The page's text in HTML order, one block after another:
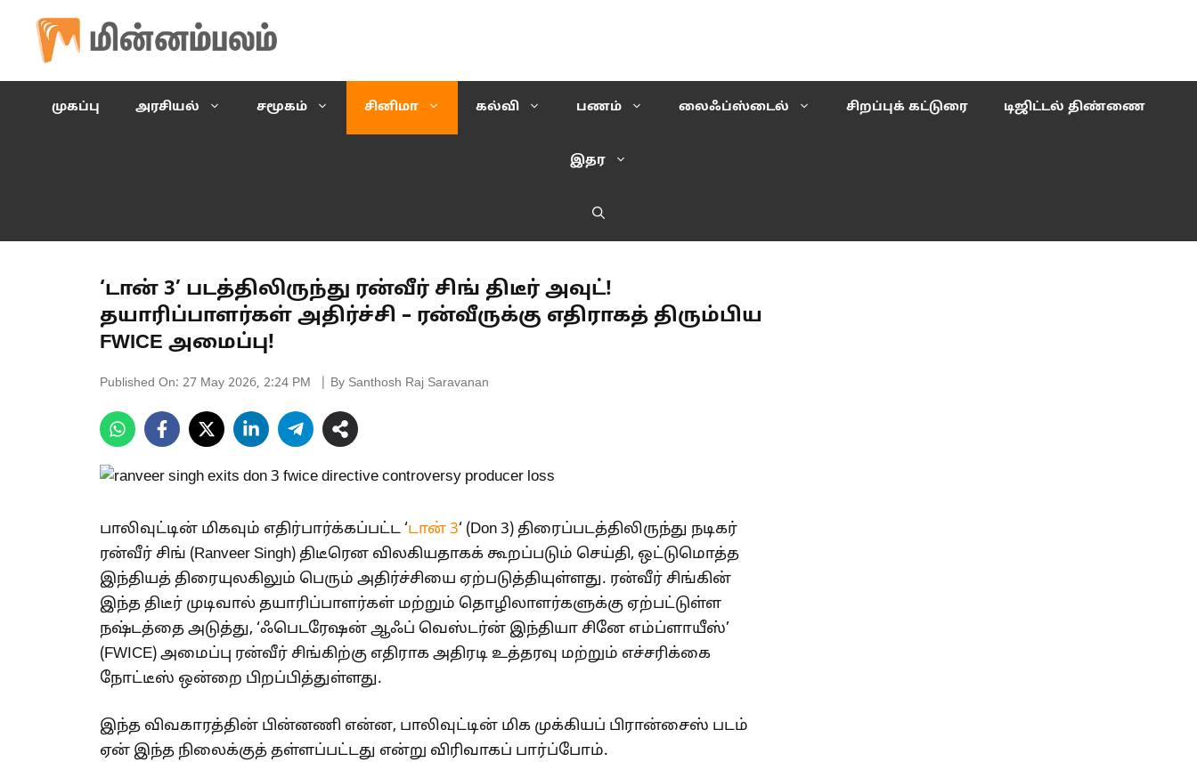
content
முகப்பு அரசியல் சமூகம் சினிமா கல்வி பணம் லைஃப்ஸ்டைல் சிறப்புக் கட்டுரை டிஜிட்டல் திண்ணை
இதர
‘டான் 3’ படத்திலிருந்து ரன்வீர் சிங் திடீர் அவுட்!
தயாரிப்பாளர்கள் அதிர்ச்சி – ரன்வீருக்கு எதிராகத் திரும்பிய
FWICE அமைப்பு!
Published On: 27 May 2026, 2:24 PM | By Santhosh Raj Saravanan
பாலிவுட்டின் மிகவும் எதிர்பார்க்கப்பட்ட ‘டான் 3‘ (Don 3) திரைப்படத்திலிருந்து நடிகர்
ரன்வீர் சிங் (Ranveer Singh) திடீரென விலகியதாகக் கூறப்படும் செய்தி, ஒட்டுமொத்த
இந்தியத் திரையுலகிலும் பெரும் அதிர்ச்சியை ஏற்படுத்தியுள்ளது. ரன்வீர் சிங்கின்
இந்த திடீர் முடிவால் தயாரிப்பாளர்கள் மற்றும் தொழிலாளர்களுக்கு ஏற்பட்டுள்ள
நஷ்டத்தை அடுத்து, ‘ஃபெடரேஷன் ஆஃப் வெஸ்டர்ன் இந்தியா சினே எம்ப்ளாயீஸ்’
(FWICE) அமைப்பு ரன்வீர் சிங்கிற்கு எதிராக அதிரடி உத்தரவு மற்றும் எச்சரிக்கை
நோட்டீஸ் ஒன்றை பிறப்பித்துள்ளது.
இந்த விவகாரத்தின் பின்னணி என்ன, பாலிவுட்டின் மிக முக்கியப் பிரான்சைஸ் படம்
ஏன் இந்த நிலைக்குத் தள்ளப்பட்டது என்று விரிவாகப் பார்ப்போம்.